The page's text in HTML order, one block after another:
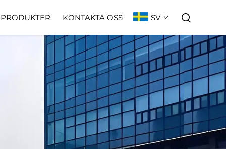
PRODUKTER KONTAKTA OSS SV